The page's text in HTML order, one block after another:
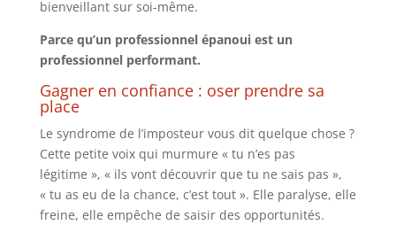
bienveillant sur soi-même.
Parce qu’un professionnel épanoui est un
professionnel performant.
Gagner en confiance : oser prendre sa
place
Le syndrome de l’imposteur vous dit quelque chose ?
Cette petite voix qui murmure « tu n’es pas
légitime », « ils vont découvrir que tu ne sais pas »,
« tu as eu de la chance, c’est tout ». Elle paralyse, elle
freine, elle empêche de saisir des opportunités.